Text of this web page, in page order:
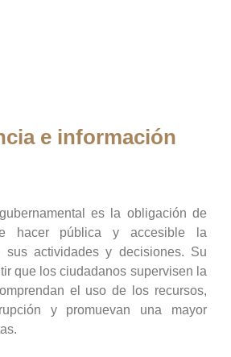
e información
es la obligación de
hacer pública y accesible la
sus actividades y decisiones. Su
que los ciudadanos supervisen la
el uso de los recursos,
y promuevan una mayor